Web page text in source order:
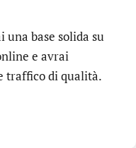
una base solida su
e avrai
traffico di qualità.